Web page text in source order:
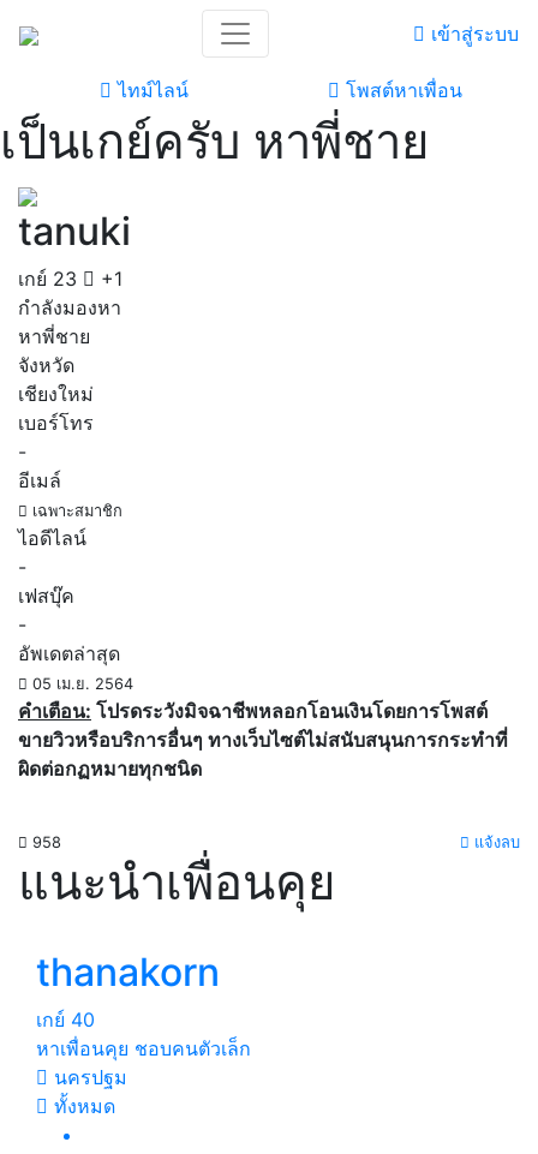
เข้าสู่ระบบ
ไทม์ไลน์ โพสต์หาเพื่อน
เป็นเกย์ครับ หาพี่ชาย
tanuki
เกย์ 23
+1
กำลังมองหา
หาพี่ชาย
จังหวัด
เชียงใหม่
เบอร์โทร
-
อีเมล์
เฉพาะสมาชิก
ไอดีไลน์
-
เฟสบุ๊ค
-
อัพเดตล่าสุด
05 เม.ย. 2564
คำเตือน: โปรดระวังมิจฉาชีพหลอกโอนเงินโดยการโพสต์
ขายวิวหรือบริการอื่นๆ ทางเว็บไซต์ไม่สนับสนุนการกระทำที่
ผิดต่อกฏหมายทุกชนิด
958 แจ้งลบ
แนะนำเพื่อนคุย
thanakorn
เกย์ 40
หาเพื่อนคุย ชอบคนตัวเล็ก
นครปฐม
ทั้งหมด